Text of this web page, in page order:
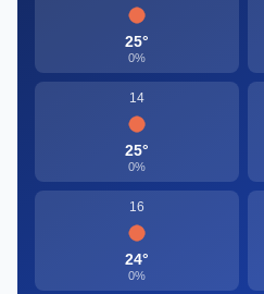
25°
0%
14
25°
0%
16
24°
0%